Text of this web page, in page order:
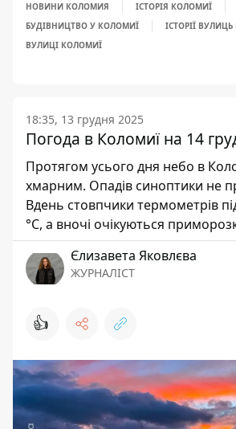
НОВИНИ КОЛОМИЯ
ІСТОРІЯ КОЛОМИЇ
БУДІВНИЦТВО У КОЛОМИЇ
ІСТОРІЇ
ВУЛИЦІ КОЛОМИЇ
18:35, 13 грудня 2025
Погода в Коломиї на 14
Протягом усього дня небо в
хмарним. Опадів синоптики не
Вдень стовпчики термометрів
°С, а вночі очікуються
Єлизавета Яковлєва
ЖУРНАЛІСТ
👍